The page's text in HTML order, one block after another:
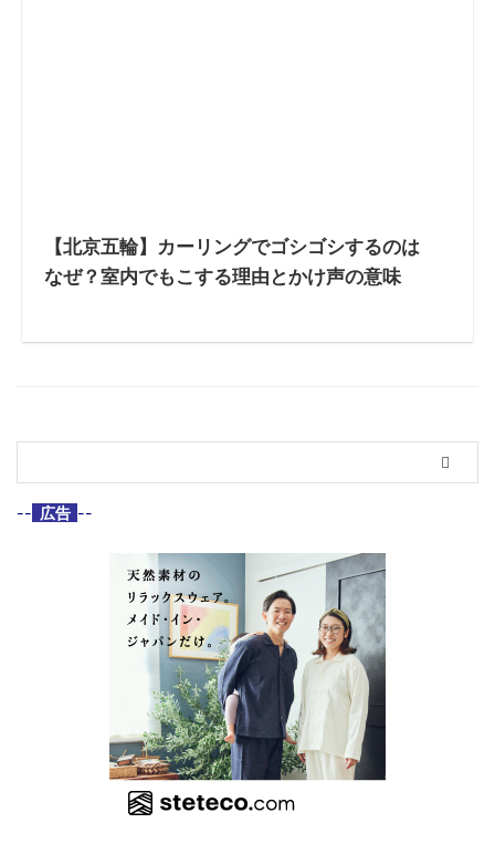
【北京五輪】カーリングでゴシゴシするのは
なぜ？室内でもこする理由とかけ声の意味
-- 広告 --